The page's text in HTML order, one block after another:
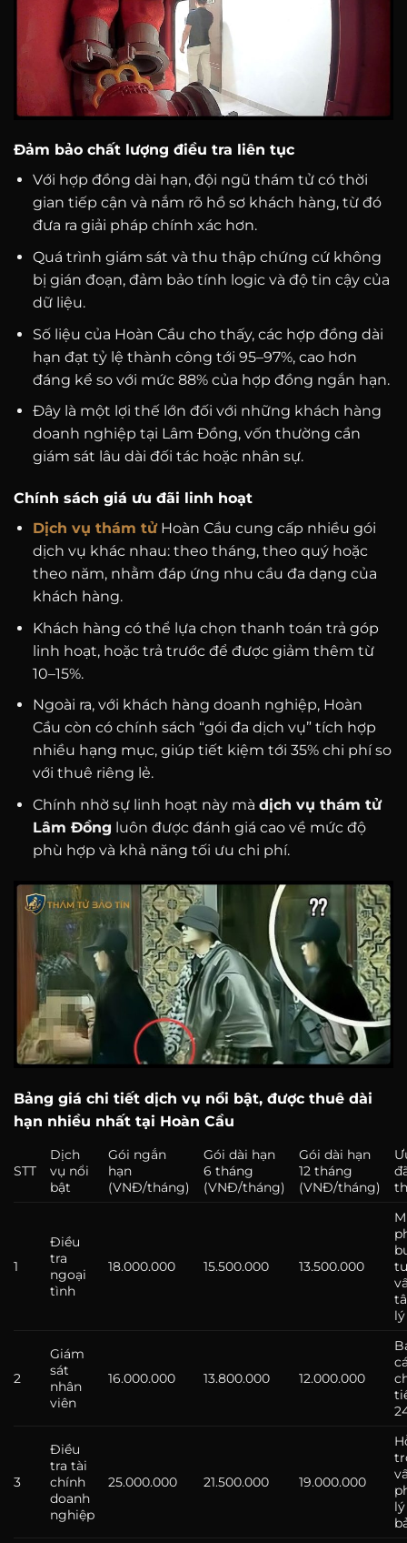
Đảm bảo chất lượng điều tra liên tục
Với hợp đồng dài hạn, đội ngũ thám tử có thời
gian tiếp cận và nắm rõ hồ sơ khách hàng, từ đó
đưa ra giải pháp chính xác hơn.
Quá trình giám sát và thu thập chứng cứ không
bị gián đoạn, đảm bảo tính logic và độ tin cậy của
dữ liệu.
Số liệu của Hoàn Cầu cho thấy, các hợp đồng dài
hạn đạt tỷ lệ thành công tới 95–97%, cao hơn
đáng kể so với mức 88% của hợp đồng ngắn hạn.
Đây là một lợi thế lớn đối với những khách hàng
doanh nghiệp tại Lâm Đồng, vốn thường cần
giám sát lâu dài đối tác hoặc nhân sự.
Chính sách giá ưu đãi linh hoạt
Dịch vụ thám tửHoàn Cầu cung cấp nhiều gói
dịch vụ khác nhau: theo tháng, theo quý hoặc
theo năm, nhằm đáp ứng nhu cầu đa dạng của
khách hàng.
Khách hàng có thể lựa chọn thanh toán trả góp
linh hoạt, hoặc trả trước để được giảm thêm từ
10–15%.
Ngoài ra, với khách hàng doanh nghiệp, Hoàn
Cầu còn có chính sách “gói đa dịch vụ” tích hợp
nhiều hạng mục, giúp tiết kiệm tới 35% chi phí so
với thuê riêng lẻ.
Chính nhờ sự linh hoạt này mà dịch vụ thám tử
Lâm Đồng luôn được đánh giá cao về mức độ
phù hợp và khả năng tối ưu chi phí.
Bảng giá chi tiết dịch vụ nổi bật, được thuê dài
hạn nhiều nhất tại Hoàn Cầu
STT
Dịch
vụ nổi
bật
Gói ngắn
hạn
(VNĐ/tháng)
Gói dài hạn
6 tháng
(VNĐ/tháng)
Gói dài hạn
12 tháng
(VNĐ/tháng)
1
Điều
tra
ngoại
tình
18.000.000 15.500.000 13.500.000
lý
2
Giám
sát
nhân
viên
16.000.000 13.800.000 12.000.000
3
Điều
tra tài
chính
doanh
nghiệp
25.000.000 21.500.000 19.000.000